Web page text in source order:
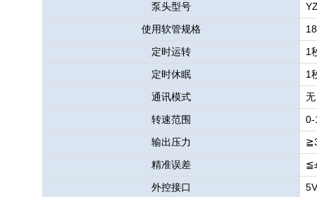
泵头型号
使用软管规格
定时运转
1
定时休眠
1
通讯模式
无
转速范围
0-
输出压力
精准误差
外控接口